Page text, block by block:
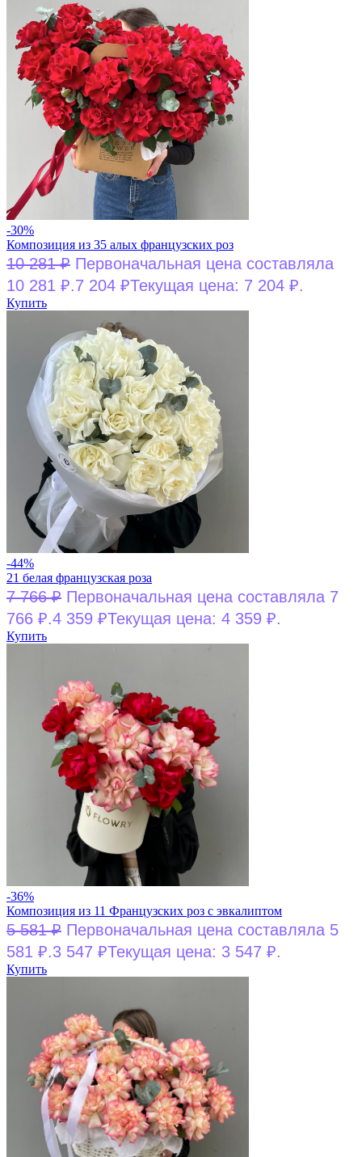
-30%
Композиция из 35 алых французских роз
10 281₽ Первоначальная цена составляла
10 281 ₽.7 204 ₽Текущая цена: 7 204 ₽.
Купить
-44%
21 белая французская роза
7 766₽ Первоначальная цена составляла 7
766 ₽.4 359 ₽Текущая цена: 4 359 ₽.
Купить
-36%
Композиция из 11 Французских роз с эвкалиптом
5 581₽ Первоначальная цена составляла 5
581 ₽.3 547 ₽Текущая цена: 3 547 ₽.
Купить